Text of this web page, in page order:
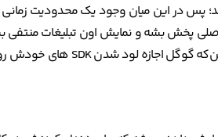
پس در این میان وجود یک محدودیت